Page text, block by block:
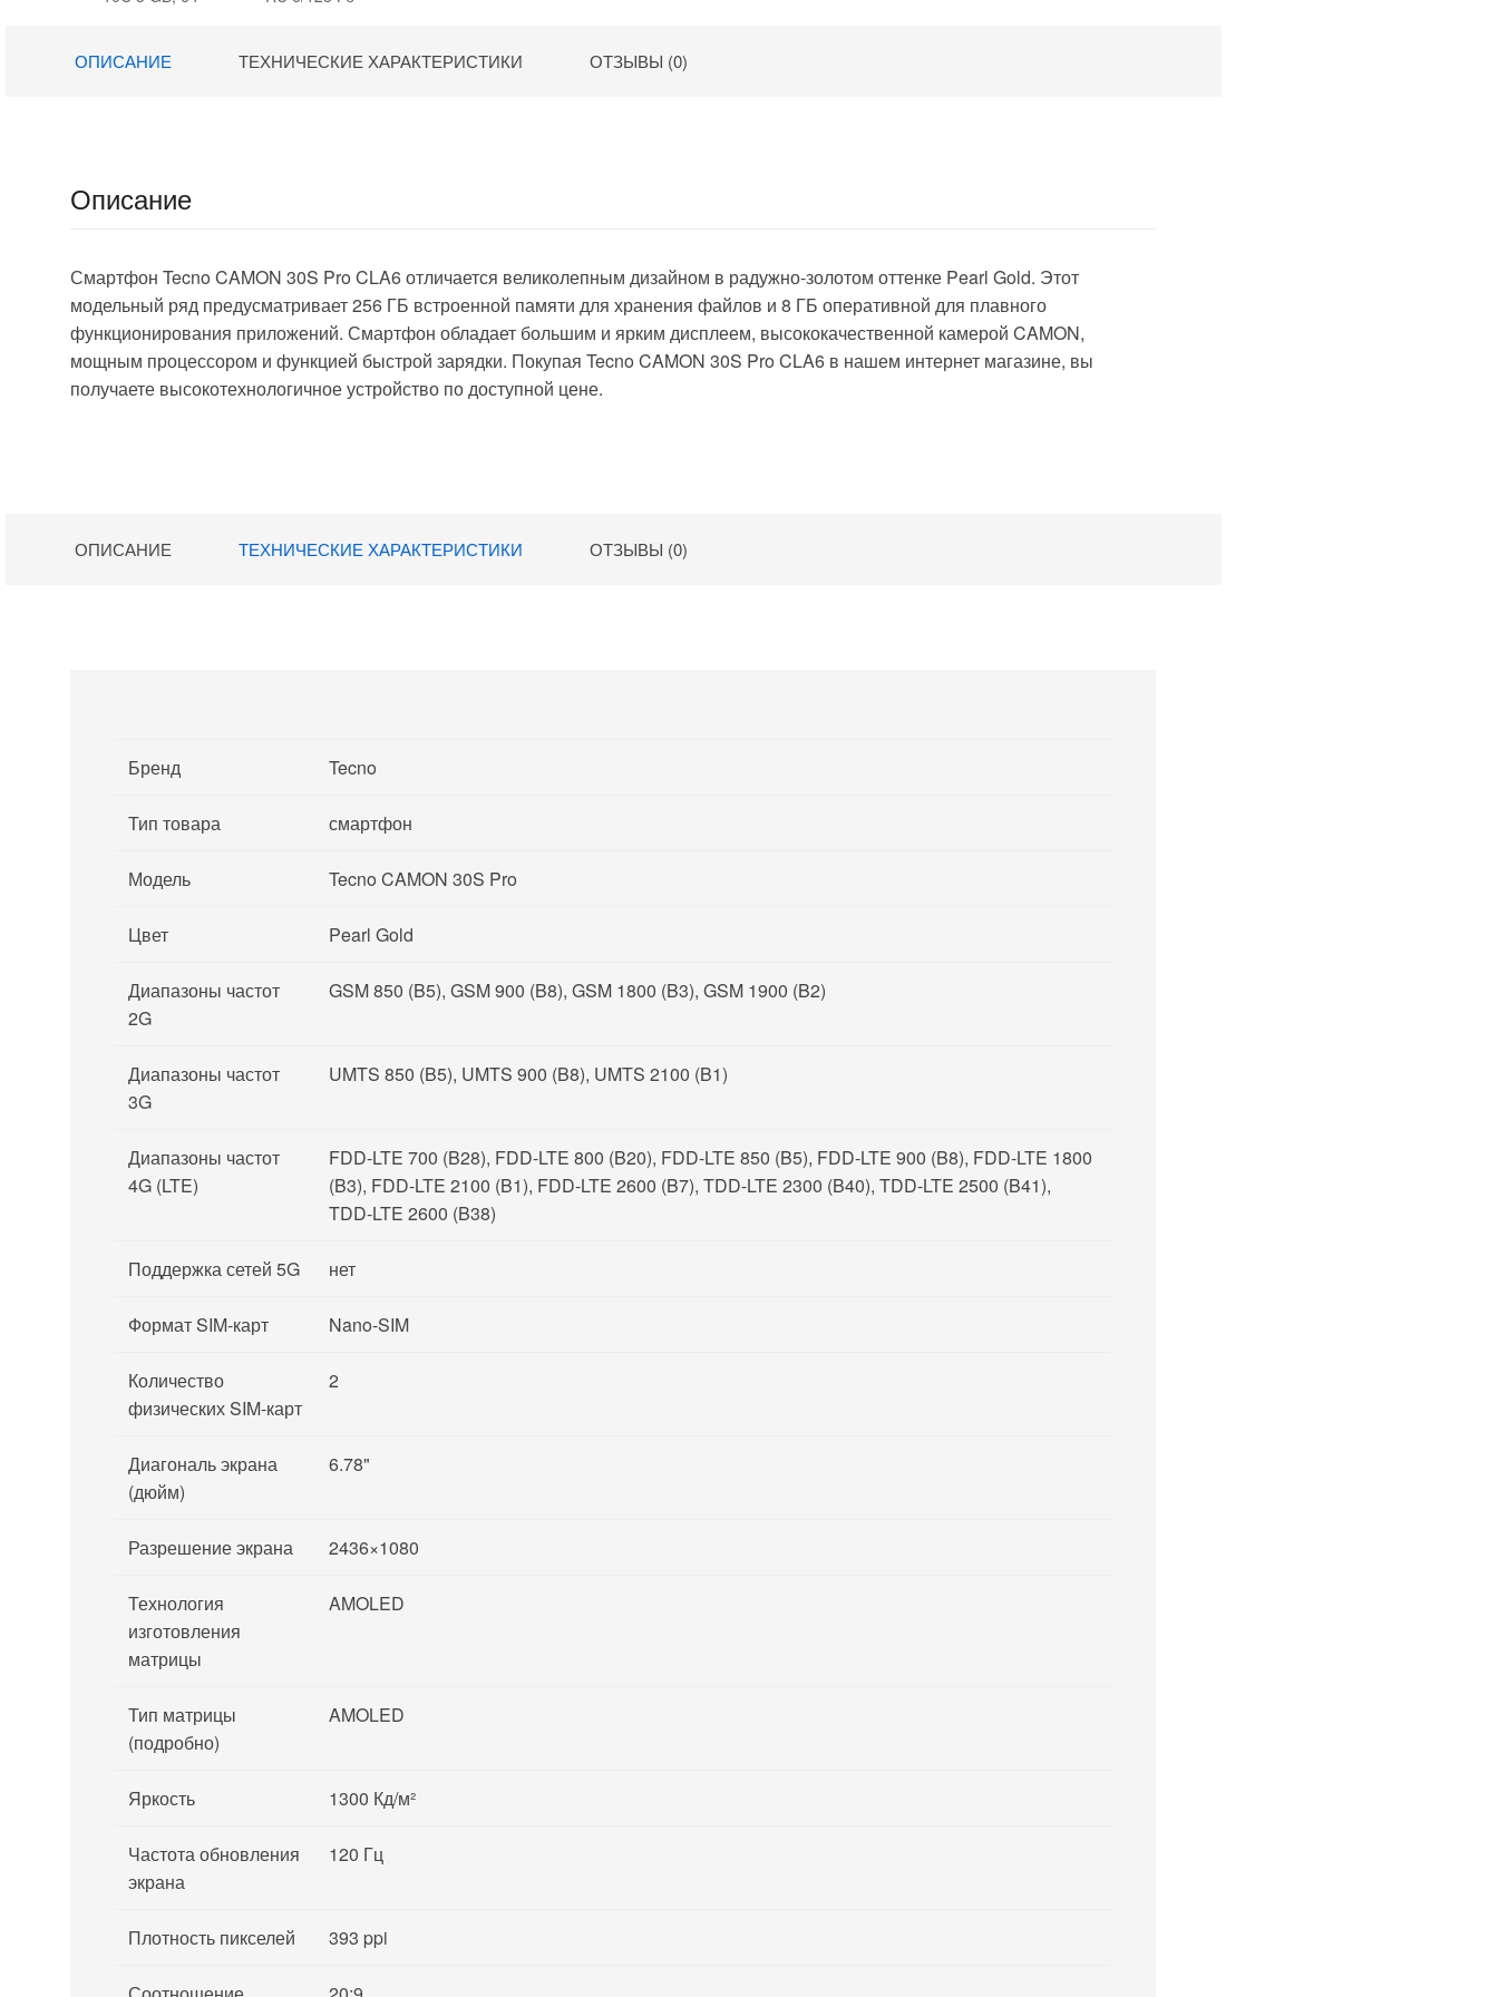
ОПИСАНИЕ ТЕХНИЧЕСКИЕ ХАРАКТЕРИСТИКИ ОТЗЫВЫ (0)
Описание
Смартфон Tecno CAMON 30S Pro CLA6 отличается великолепным дизайном в радужно-золотом оттенке Pearl Gold. Этот
модельный ряд предусматривает 256 ГБ встроенной памяти для хранения файлов и 8 ГБ оперативной для плавного
функционирования приложений. Смартфон обладает большим и ярким дисплеем, высококачественной камерой CAMON,
мощным процессором и функцией быстрой зарядки. Покупая Tecno CAMON 30S Pro CLA6 в нашем интернет магазине, вы
получаете высокотехнологичное устройство по доступной цене.
ОПИСАНИЕ ТЕХНИЧЕСКИЕ ХАРАКТЕРИСТИКИ ОТЗЫВЫ (0)
Бренд Tecno
Тип товара смартфон
Модель Tecno CAMON 30S Pro
Цвет Pearl Gold
Диапазоны частот
2G
GSM 850 (B5), GSM 900 (B8), GSM 1800 (B3), GSM 1900 (B2)
Диапазоны частот
3G
UMTS 850 (B5), UMTS 900 (B8), UMTS 2100 (B1)
Диапазоны частот
4G (LTE)
FDD-LTE 700 (B28), FDD-LTE 800 (B20), FDD-LTE 850 (B5), FDD-LTE 900 (B8), FDD-LTE 1800
(B3), FDD-LTE 2100 (B1), FDD-LTE 2600 (B7), TDD-LTE 2300 (B40), TDD-LTE 2500 (B41),
TDD-LTE 2600 (B38)
Поддержка сетей 5G нет
Формат SIM-карт Nano-SIM
Количество
физических SIM-карт
2
Диагональ экрана
(дюйм)
6.78"
Разрешение экрана 2436×1080
Технология
изготовления
матрицы
AMOLED
Тип матрицы
(подробно)
AMOLED
Яркость 1300 Кд/м²
Частота обновления
экрана
120 Гц
Плотность пикселей 393 ppi